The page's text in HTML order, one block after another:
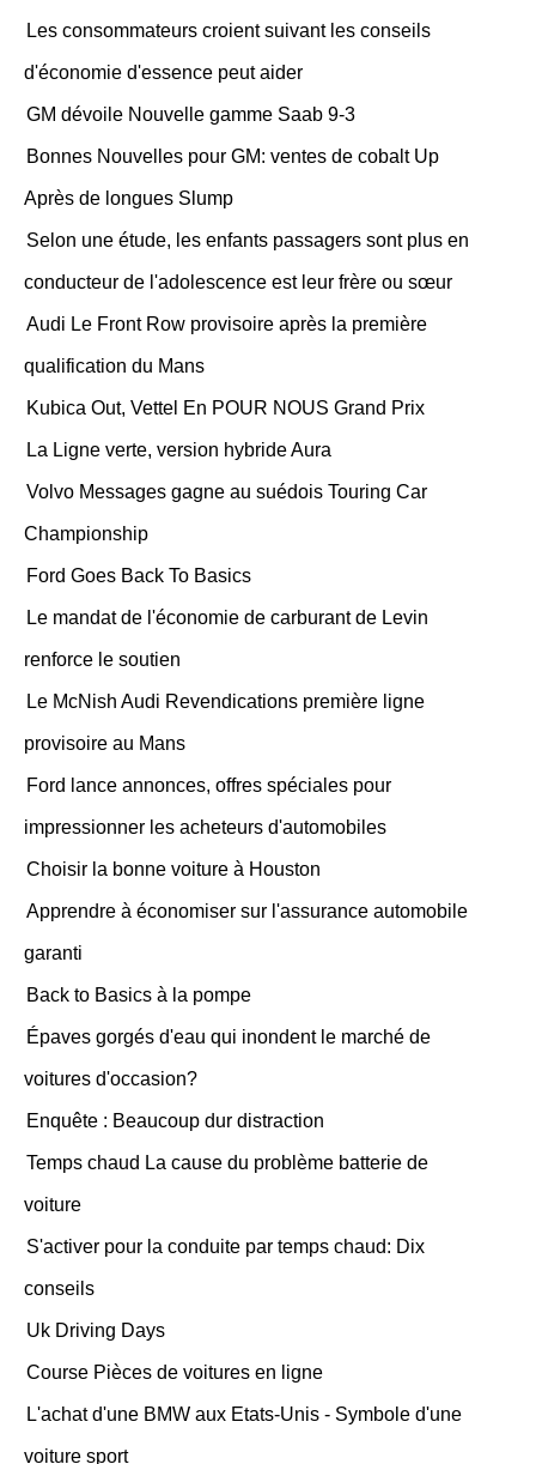
Les consommateurs croient suivant les conseils
d'économie d'essence peut aider
GM dévoile Nouvelle gamme Saab 9-3
Bonnes Nouvelles pour GM: ventes de cobalt Up
Après de longues Slump
Selon une étude, les enfants passagers sont plus en
conducteur de l'adolescence est leur frère ou sœur
Audi Le Front Row provisoire après la première
qualification du Mans
Kubica Out, Vettel En POUR NOUS Grand Prix
La Ligne verte, version hybride Aura
Volvo Messages gagne au suédois Touring Car
Championship
Ford Goes Back To Basics
Le mandat de l'économie de carburant de Levin
renforce le soutien
Le McNish Audi Revendications première ligne
provisoire au Mans
Ford lance annonces, offres spéciales pour
impressionner les acheteurs d'automobiles
Choisir la bonne voiture à Houston
Apprendre à économiser sur l'assurance automobile
garanti
Back to Basics à la pompe
Épaves gorgés d'eau qui inondent le marché de
voitures d'occasion?
Enquête : Beaucoup dur distraction
Temps chaud La cause du problème batterie de
voiture
S'activer pour la conduite par temps chaud: Dix
conseils
Uk Driving Days
Course Pièces de voitures en ligne
L'achat d'une BMW aux Etats-Unis - Symbole d'une
voiture sport